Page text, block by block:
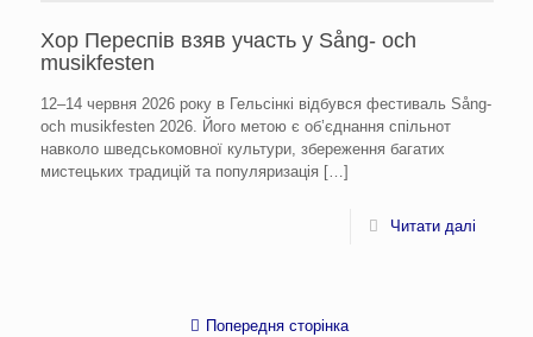
Хор Переспів взяв участь у Sång- och
musikfesten
12–14 червня 2026 року в Гельсінкі відбувся фестиваль Sång-
och musikfesten 2026. Його метою є об’єднання спільнот
навколо шведськомовної культури, збереження багатих
мистецьких традицій та популяризація […]
Читати далі
Попередня сторінка